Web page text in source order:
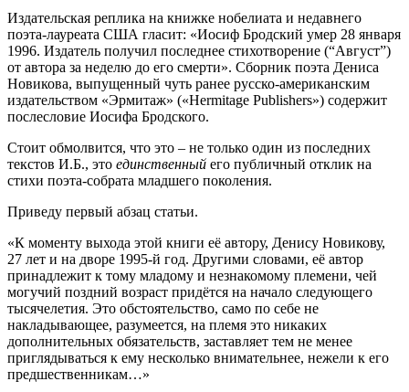
Издательская реплика на книжке нобелиата и недавнего
поэта-лауреата США гласит: «Иосиф Бродский умер 28 января
1996. Издатель получил последнее стихотворение (“Август”)
от автора за неделю до его смерти». Сборник поэта Дениса
Новикова, выпущенный чуть ранее русско-американским
издательством «Эрмитаж» («Hermitage Publishers») содержит
послесловие Иосифа Бродского.
Стоит обмолвится, что это – не только один из последних
текстов И.Б., это единственный его публичный отклик на
стихи поэта-собрата младшего поколения.
Приведу первый абзац статьи.
«К моменту выхода этой книги её автору, Денису Новикову,
27 лет и на дворе 1995-й год. Другими словами, её автор
принадлежит к тому младому и незнакомому племени, чей
могучий поздний возраст придётся на начало следующего
тысячелетия. Это обстоятельство, само по себе не
накладывающее, разумеется, на племя это никаких
дополнительных обязательств, заставляет тем не менее
приглядываться к ему несколько внимательнее, нежели к его
предшественникам…»